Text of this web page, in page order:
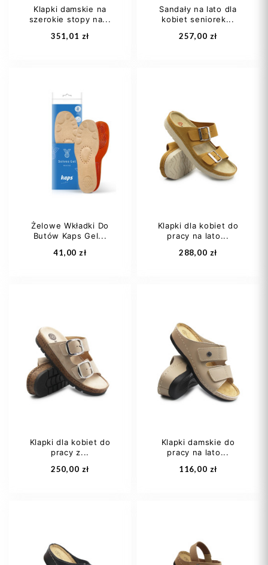
Dodaj do koszyka Dodaj do koszyka
Klapki damskie na
szerokie stopy na...
351,01 zł
36 1/3
37
37,5
38 2/3
+1
Dodaj do koszyka
Sandały na lato dla
kobiet seniorek...
257,00 zł
37
39
40 +1
Dodaj do koszyka
Żelowe Wkładki Do
Butów Kaps Gel...
41,00 zł
Dodaj do koszyka
Klapki dla kobiet do
pracy na lato...
288,00 zł
36 1/3
37
37,5
38
38 2/3
+1
Dodaj do koszyka
Klapki dla kobiet do
pracy z...
250,00 zł
Klapki damskie do
pracy na lato...
116,00 zł